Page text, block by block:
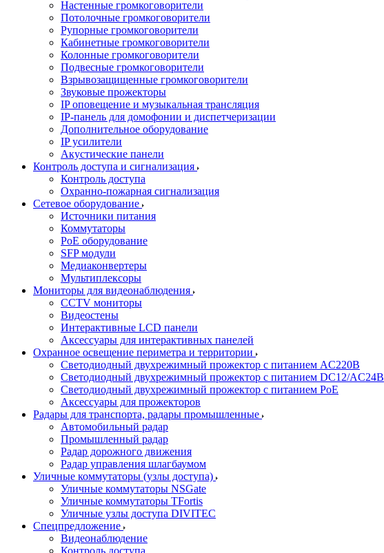
Настенные громкоговорители
Потолочные громкоговорители
Рупорные громкоговорители
Кабинетные громкоговорители
Колонные громкоговорители
Подвесные громкоговорители
Взрывозащищенные громкоговорители
Звуковые прожекторы
IP оповещение и музыкальная трансляция
IP-панель для домофонии и диспетчеризации
Дополнительное оборудование
IP усилители
Акустические панели
Контроль доступа и сигнализация
Контроль доступа
Охранно-пожарная сигнализация
Сетевое оборудование
Источники питания
Коммутаторы
PoE оборудование
SFP модули
Медиаконвертеры
Мультиплексоры
Мониторы для видеонаблюдения
CCTV мониторы
Видеостены
Интерактивные LCD панели
Аксессуары для интерактивных панелей
Охранное освещение периметра и территории
Светодиодный двухрежимный прожектор с питанием AC220В
Светодиодный двухрежимный прожектор с питанием DC12/AC24В
Светодиодный двухрежимный прожектор с питанием PoE
Аксессуары для прожекторов
Радары для транспорта, радары промышленные
Автомобильный радар
Промышленный радар
Радар дорожного движения
Радар управления шлагбаумом
Уличные коммутаторы (узлы доступа)
Уличные коммутаторы NSGate
Уличные коммутаторы TFortis
Уличные узлы доступа DIVITEC
Спецпредложение
Видеонаблюдение
Контроль доступа